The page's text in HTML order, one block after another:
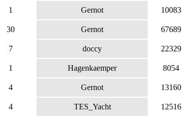
1 Gernot 10083
30 Gernot 67689
7 doccy 22329
1 Hagenkaemper 8054
4 Gernot 13160
4 TES_Yacht 12516